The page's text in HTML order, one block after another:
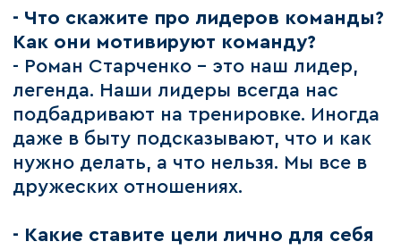
- Что скажите про лидеров команды?
Как они мотивируют команду?
- Роман Старченко - это наш лидер,
легенда. Наши лидеры всегда нас
подбадривают на тренировке. Иногда
даже в быту подсказывают, что и как
нужно делать, а что нельзя. Мы все в
дружеских отношениях.
- Какие ставите цели лично для себя